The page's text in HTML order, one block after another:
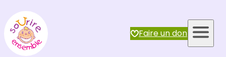
contenu
Faire un don